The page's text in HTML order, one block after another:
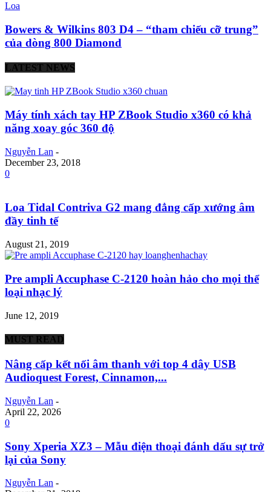
Loa
Bowers & Wilkins 803 D4 – “tham chiếu cỡ trung”
của dòng 800 Diamond
LATEST NEWS
Máy tính xách tay HP ZBook Studio x360 có khả
năng xoay góc 360 độ
Nguyễn Lan -
December 23, 2018
0
Loa Tidal Contriva G2 mang đẳng cấp xướng âm
đầy tinh tế
August 21, 2019
Pre ampli Accuphase C-2120 hoàn hảo cho mọi thể
loại nhạc lý
June 12, 2019
MUST READ
Nâng cấp kết nối âm thanh với top 4 dây USB
Audioquest Forest, Cinnamon,...
Nguyễn Lan -
April 22, 2026
0
Sony Xperia XZ3 – Mẫu điện thoại đánh dấu sự trở
lại của Sony
Nguyễn Lan -